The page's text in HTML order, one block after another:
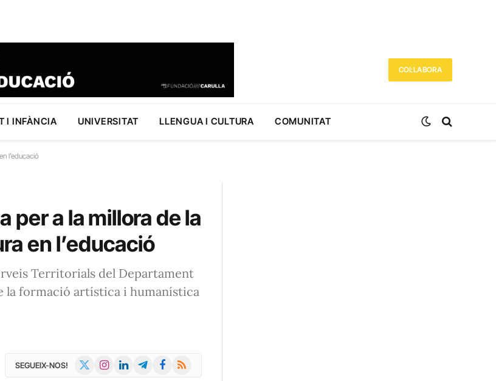
COL·LABORA
I INFÀNCIA UNIVERSITAT LLENGUA I CULTURA COMUNITAT
l’educació
per a la millora de la
en l’educació
Territorials del Departament
la formació artística i humanística
SEGUEIX-NOS! InstagramLinkedInTelegramFacebook
RSS